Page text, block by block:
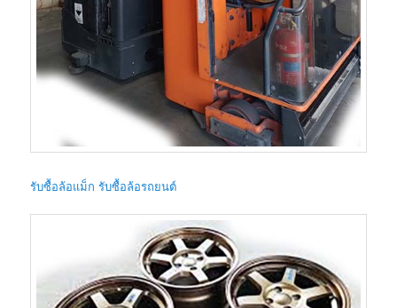
รับซื้อล้อแม็ก รับซื้อล้อรถยนต์